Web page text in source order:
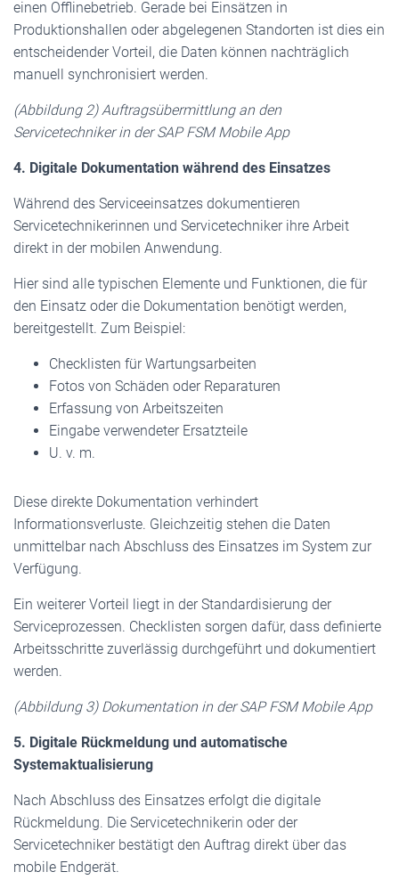
einen Offlinebetrieb. Gerade bei Einsätzen in
Produktionshallen oder abgelegenen Standorten ist dies ein
entscheidender Vorteil, die Daten können nachträglich
manuell synchronisiert werden.
(Abbildung 2) Auftragsübermittlung an den
Servicetechniker in der SAP FSM Mobile App
4. Digitale Dokumentation während des Einsatzes
Während des Serviceeinsatzes dokumentieren
Servicetechnikerinnen und Servicetechniker ihre Arbeit
direkt in der mobilen Anwendung.
Hier sind alle typischen Elemente und Funktionen, die für
den Einsatz oder die Dokumentation benötigt werden,
bereitgestellt. Zum Beispiel:
Checklisten für Wartungsarbeiten
Fotos von Schäden oder Reparaturen
Erfassung von Arbeitszeiten
Eingabe verwendeter Ersatzteile
U. v. m.
Diese direkte Dokumentation verhindert
Informationsverluste. Gleichzeitig stehen die Daten
unmittelbar nach Abschluss des Einsatzes im System zur
Verfügung.
Ein weiterer Vorteil liegt in der Standardisierung der
Serviceprozessen. Checklisten sorgen dafür, dass definierte
Arbeitsschritte zuverlässig durchgeführt und dokumentiert
werden.
(Abbildung 3) Dokumentation in der SAP FSM Mobile App
5. Digitale Rückmeldung und automatische
Systemaktualisierung
Nach Abschluss des Einsatzes erfolgt die digitale
Rückmeldung. Die Servicetechnikerin oder der
Servicetechniker bestätigt den Auftrag direkt über das
mobile Endgerät.